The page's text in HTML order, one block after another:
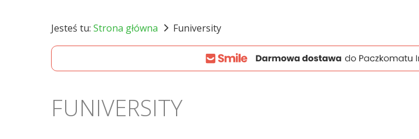
Jesteś tu: Strona główna Funiversity
FUNIVERSITY